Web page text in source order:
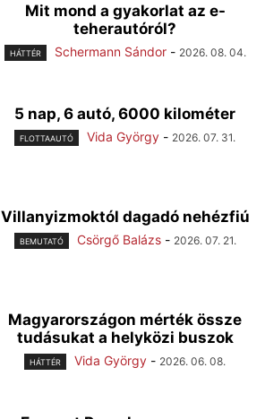
Mit mond a gyakorlat az e-
teherautóról?
HÁTTÉR Schermann Sándor - 2026. 08. 04.
5 nap, 6 autó, 6000 kilométer
FLOTTAAUTÓ Vida György - 2026. 07. 31.
Villanyizmoktól dagadó nehézfiú
BEMUTATÓ Csörgő Balázs - 2026. 07. 21.
Magyarországon mérték össze
tudásukat a helyközi buszok
HÁTTÉR Vida György - 2026. 06. 08.